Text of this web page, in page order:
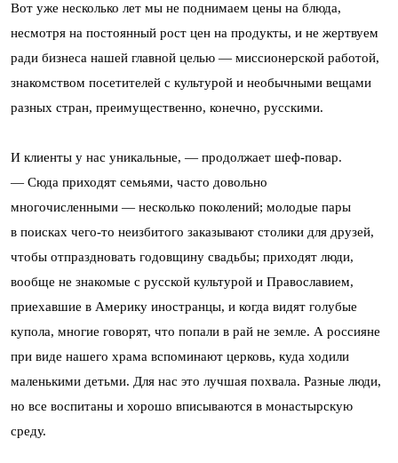
Вот уже несколько лет мы не поднимаем цены на блюда,
несмотря на постоянный рост цен на продукты, и не жертвуем
ради бизнеса нашей главной целью — миссионерской работой,
знакомством посетителей с культурой и необычными вещами
разных стран, преимущественно, конечно, русскими.
И клиенты у нас уникальные, — продолжает шеф-повар.
— Сюда приходят семьями, часто довольно
многочисленными — несколько поколений; молодые пары
в поисках чего-то неизбитого заказывают столики для друзей,
чтобы отпраздновать годовщину свадьбы; приходят люди,
вообще не знакомые с русской культурой и Православием,
приехавшие в Америку иностранцы, и когда видят голубые
купола, многие говорят, что попали в рай не земле. А россияне
при виде нашего храма вспоминают церковь, куда ходили
маленькими детьми. Для нас это лучшая похвала. Разные люди,
но все воспитаны и хорошо вписываются в монастырскую
среду.